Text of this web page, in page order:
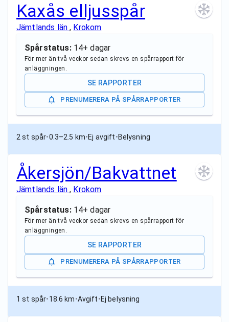
Kaxås elljusspår
Jämtlands län, Krokom
Spårstatus: 14+ dagar
För mer än två veckor sedan skrevs en spårrapport för
anläggningen.
SE RAPPORTER
PRENUMERERA PÅ SPÅRRAPPORTER
2 st spår•0.3–2.5 km•Ej avgift•Belysning
Åkersjön/Bakvattnet
Jämtlands län, Krokom
Spårstatus: 14+ dagar
För mer än två veckor sedan skrevs en spårrapport för
anläggningen.
SE RAPPORTER
PRENUMERERA PÅ SPÅRRAPPORTER
1 st spår•18.6 km•Avgift•Ej belysning